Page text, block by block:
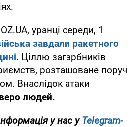
уранці середи, 1
завдали ракетного
. Ціллю загарбників
розташоване поруч
Внаслідок атаки
людей.
у нас уTelegram-